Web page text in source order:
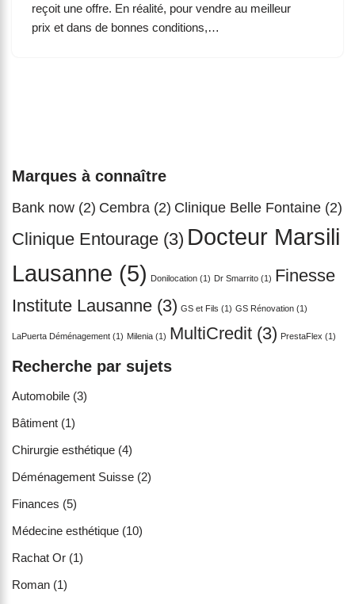
reçoit une offre. En réalité, pour vendre au meilleur
prix et dans de bonnes conditions,…
Marques à connaître
Bank now (2) Cembra (2) Clinique Belle Fontaine (2)
Clinique Entourage (3) Docteur Marsili
Lausanne (5) Donilocation (1) Dr Smarrito (1) Finesse
Institute Lausanne (3) GS et Fils (1) GS Rénovation (1)
LaPuerta Déménagement (1) Milenia (1) MultiCredit (3) PrestaFlex (1)
Recherche par sujets
Automobile (3)
Bâtiment (1)
Chirurgie esthétique (4)
Déménagement Suisse (2)
Finances (5)
Médecine esthétique (10)
Rachat Or (1)
Roman (1)